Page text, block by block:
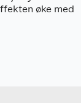
øke med